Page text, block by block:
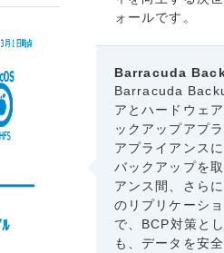
ォールです。
Barracuda
Barracuda
アとハードウェ
ックアップアプ
アプライアンス
バックアップを
アンス間、さら
のリプリケーシ
で、BCP対策と
も、データを安